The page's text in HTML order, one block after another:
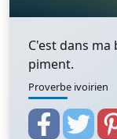
C'est dans
piment.
Proverbe ivoirien